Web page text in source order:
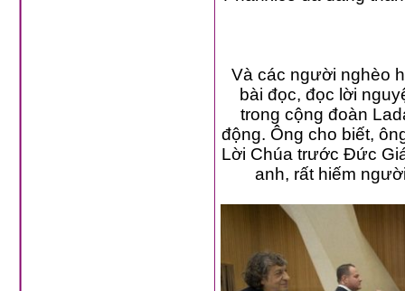
Và các người nghèo
bài đọc, đọc lời nguyện
trong cộng đoàn Ladarô
động. Ông cho biết, ông đã
Lời Chúa trước Đức Giáo hoàng ở